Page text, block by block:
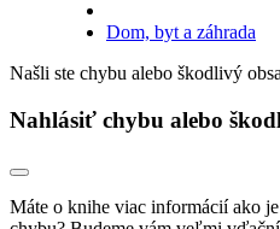
Dom, byt a záhrada
Našli ste chybu alebo škodlivý
Nahlásiť chybu alebo
Máte o knihe viac informácií ako